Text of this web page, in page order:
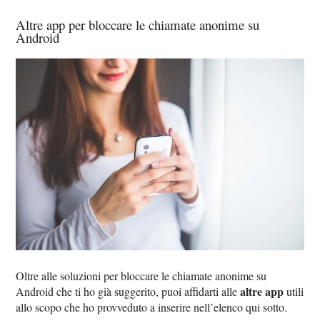
Altre app per bloccare le chiamate anonime su
Android
Oltre alle soluzioni per bloccare le chiamate anonime su
Android che ti ho già suggerito, puoi affidarti allealtre apputili
allo scopo che ho provveduto a inserire nell’elenco qui sotto.